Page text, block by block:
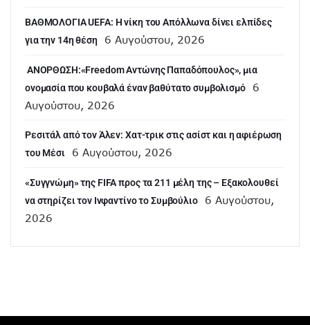
ΒΑΘΜΟΛΟΓΙΑ UEFA: Η νίκη του Απόλλωνα δίνει ελπίδες
για την 14η θέση
6 Αυγούστου, 2026
ANOΡΘΩΣΗ:«Freedom Αντώνης Παπαδόπουλος», μια
ονομασία που κουβαλά έναν βαθύτατο συμβολισμό
6
Αυγούστου, 2026
Ρεσιτάλ από τον Άλεν: Χατ-τρικ στις ασίστ και η αφιέρωση
του Μέσι
6 Αυγούστου, 2026
«Συγγνώμη» της FIFA προς τα 211 μέλη της – Εξακολουθεί
να στηρίζει τον Ινφαντίνο το Συμβούλιο
6 Αυγούστου,
2026